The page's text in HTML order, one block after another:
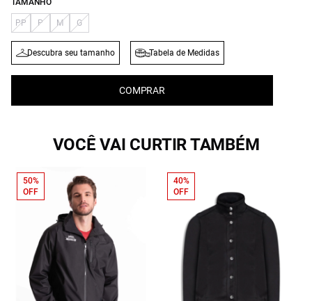
TAMANHO
PP P M G
Descubra seu tamanho Tabela de Medidas
COMPRAR
VOCÊ VAI CURTIR TAMBÉM
50%
OFF
40%
OFF